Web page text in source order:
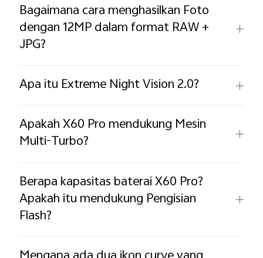
Bagaimana cara menghasilkan Foto
dengan 12MP dalam format RAW +
JPG? ​
Apa itu Extreme Night Vision 2.0?
Apakah X60 Pro mendukung Mesin
Multi-Turbo?
Berapa kapasitas baterai X60 Pro?
Apakah itu mendukung Pengisian
Flash? ​